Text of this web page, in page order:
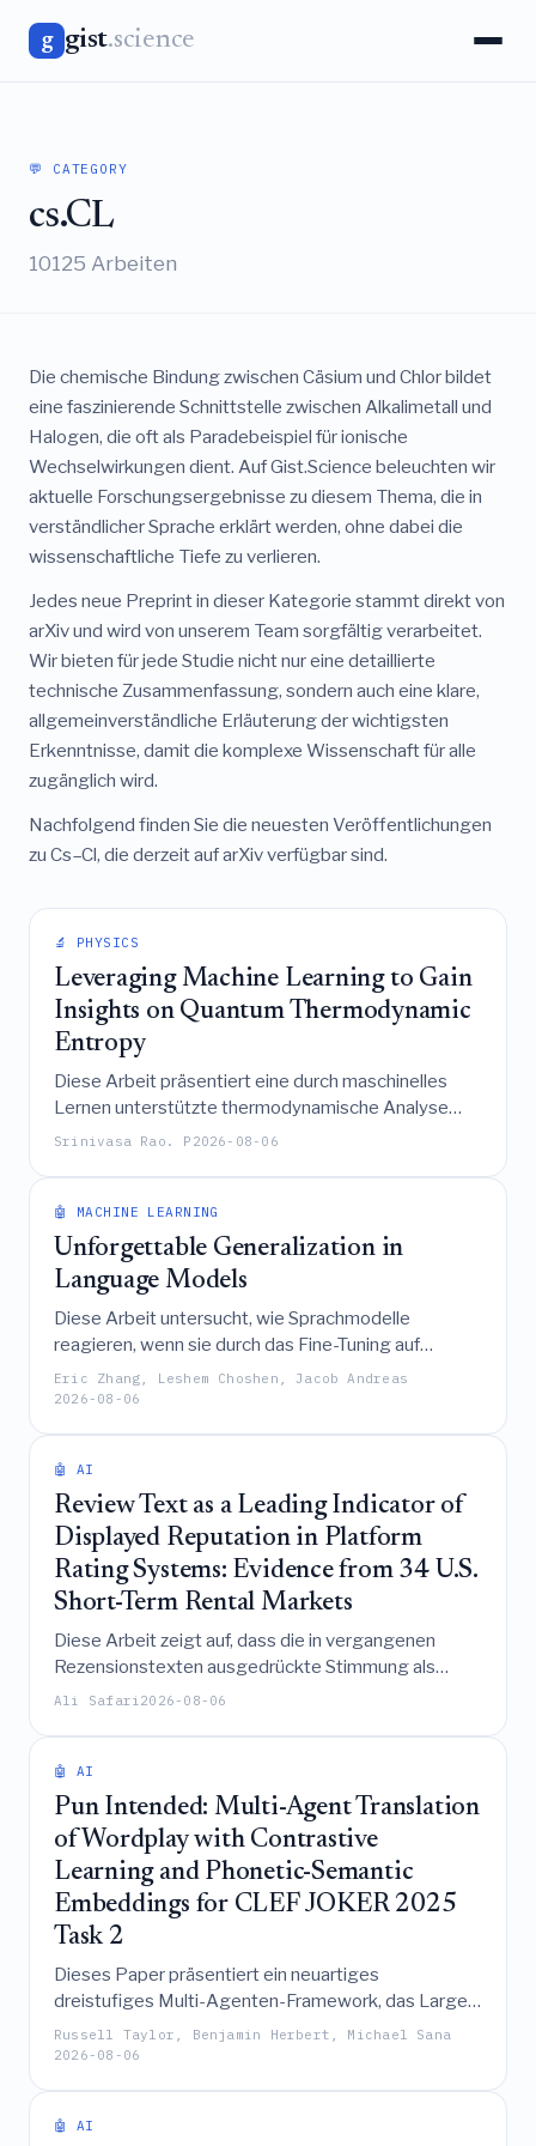
g gist.science
💬 CATEGORY
cs.CL
10125 Arbeiten
Die chemische Bindung zwischen Cäsium und Chlor bildet
eine faszinierende Schnittstelle zwischen Alkalimetall und
Halogen, die oft als Paradebeispiel für ionische
Wechselwirkungen dient. Auf Gist.Science beleuchten wir
aktuelle Forschungsergebnisse zu diesem Thema, die in
verständlicher Sprache erklärt werden, ohne dabei die
wissenschaftliche Tiefe zu verlieren.
Jedes neue Preprint in dieser Kategorie stammt direkt von
arXiv und wird von unserem Team sorgfältig verarbeitet.
Wir bieten für jede Studie nicht nur eine detaillierte
technische Zusammenfassung, sondern auch eine klare,
allgemeinverständliche Erläuterung der wichtigsten
Erkenntnisse, damit die komplexe Wissenschaft für alle
zugänglich wird.
Nachfolgend finden Sie die neuesten Veröffentlichungen
zu Cs–Cl, die derzeit auf arXiv verfügbar sind.
🔬 PHYSICS
Leveraging Machine Learning to Gain
Insights on Quantum Thermodynamic
Entropy
Diese Arbeit präsentiert eine durch maschinelles
Lernen unterstützte thermodynamische Analyse
einer Quanten-Szilard-Maschine unter Verwendung
Funktionsmechanismen mit dem klassischen
Gegenstück verglichen werden, um die
thermodynamischen Kompromisse und die Rolle der
Partitionseinfügung im Quantenregime zu erläutern.
Srinivasa Rao. P 2026-08-06
🤖 MACHINE LEARNING
Unforgettable Generalization in
Language Models
Diese Arbeit untersucht, wie Sprachmodelle
reagieren, wenn sie durch das Fine-Tuning auf
randomisierten Labels Fähigkeiten „verlernen“,
wobei sie aufzeigt, dass die Generalisierung des
zufälliger Ausgaben oft nicht über spezifische
Trainingsbeispiele hinausgeht, während die zugrunde
liegenden Aufgabenfähigkeiten durch erfolgreiches
Linear Probing als intakt nachgewiesen werden
können.
Eric Zhang, Leshem Choshen, Jacob Andreas
2026-08-06
🤖 AI
Review Text as a Leading Indicator of
Displayed Reputation in Platform
Rating Systems: Evidence from 34 U.S.
Short-Term Rental Markets
Diese Arbeit zeigt auf, dass die in vergangenen
Rezensionstexten ausgedrückte Stimmung als
präziser Frühindikator für zukünftige
dient, was offenlegt, dass aktuelle Plattform-
Bewertungssysteme wertvolle Informationen
verwerfen, die innerhalb des Rezensionstextes
selbst enthalten sind.
Ali Safari2026-08-06
🤖 AI
Pun Intended: Multi-Agent Translation
of Wordplay with Contrastive
Learning and Phonetic-Semantic
Embeddings for CLEF JOKER 2025
Task 2
Dieses Paper präsentiert ein neuartiges
dreistufiges Multi-Agenten-Framework, das Large
Language Models, phonetisch-semantische
Embeddings und kontrastives Lernen kombiniert,
Priorisierung linguistischer Kreativität gegenüber
Russell Taylor, Benjamin Herbert, Michael Sana
2026-08-06
🤖 AI